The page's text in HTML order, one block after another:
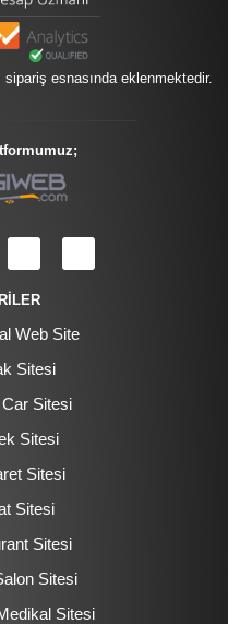
esnasında eklenmektedir.
Web Site
Sitesi
Car Sitesi
Sitesi
Sitesi
Sitesi
Sitesi
Sitesi
Sitesi